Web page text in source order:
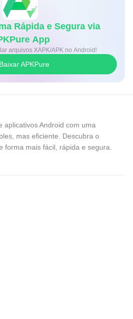
Rápida e Segura via
App
arquivos XAPK/APK no Android!
Baixar APKPure
aplicativos Android com uma
mas eficiente. Descubra o
forma mais fácil, rápida e segura.